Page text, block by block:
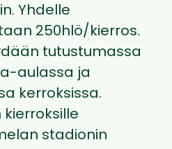
Yhdelle
250hlö/kierros.
tutustumassa
aulassa ja
kerroksissa.
kierroksille
stadionin